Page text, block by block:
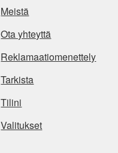
Meistä
Ota yhteyttä
Reklamaatiomenettely
Tarkista
Tilini
Valitukset